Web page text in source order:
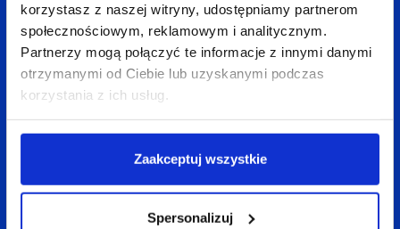
korzystasz z naszej witryny, udostępniamy partnerom
społecznościowym, reklamowym i analitycznym.
Partnerzy mogą połączyć te informacje z innymi danymi
otrzymanymi od Ciebie lub uzyskanymi podczas
korzystania z ich usług.
Zaakceptuj wszystkie
Spersonalizuj
Wróć do bloga
Zobacztakże: